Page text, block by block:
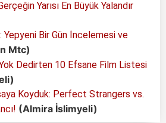
Yarısı En Büyük Yalandır
Yepyeni Bir Gün İncelemesi ve
Mtc)
Dedirten 10 Efsane Film Listesi
Koyduk: Perfect Strangers vs.
(Almira İslimyeli)